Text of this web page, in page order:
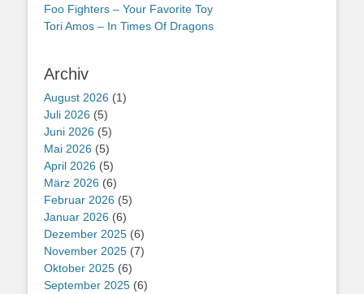
Foo Fighters – Your Favorite Toy
Tori Amos – In Times Of Dragons
Archiv
August 2026 (1)
Juli 2026 (5)
Juni 2026 (5)
Mai 2026 (5)
April 2026 (5)
März 2026 (6)
Februar 2026 (5)
Januar 2026 (6)
Dezember 2025 (6)
November 2025 (7)
Oktober 2025 (6)
September 2025 (6)